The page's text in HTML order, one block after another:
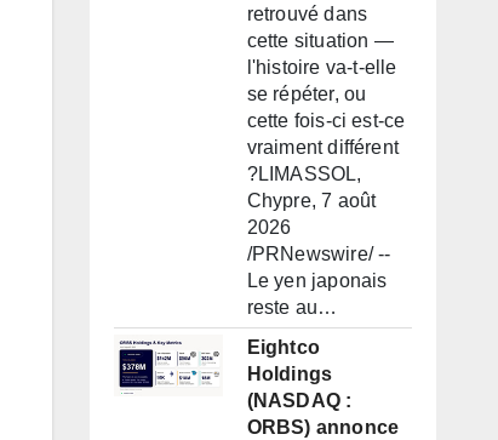
retrouvé dans
cette situation —
l'histoire va-t-elle
se répéter, ou
cette fois-ci est-ce
vraiment différent
?LIMASSOL,
Chypre, 7 août
2026
/PRNewswire/ --
Le yen japonais
reste au…
Eightco
Holdings
(NASDAQ :
ORBS) annonce